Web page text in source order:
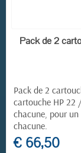
Pack de 2
Pack de 2
cartouche HP 22
chacune, pour
chacune.
€ 66,50